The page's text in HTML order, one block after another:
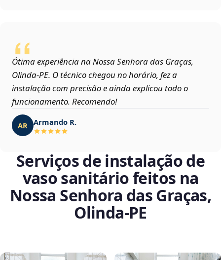
Ótima experiência na Nossa Senhora das Graças,
Olinda‑PE. O técnico chegou no horário, fez a
instalação com precisão e ainda explicou todo o
funcionamento. Recomendo!
AR Armando R.
Serviços de instalação de
vaso sanitário feitos na
Nossa Senhora das Graças,
Olinda‑PE